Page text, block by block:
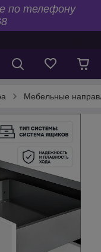
по телефону
Мебельные